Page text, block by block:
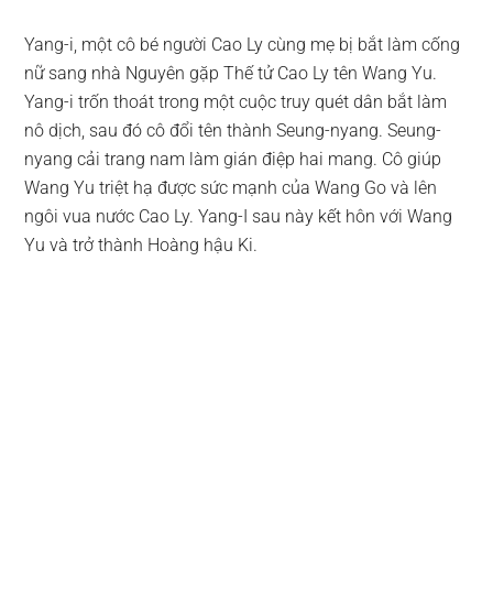
Yang-i, một cô bé người Cao Ly cùng mẹ bị bắt làm cống
nữ sang nhà Nguyên gặp Thế tử Cao Ly tên Wang Yu.
Yang-i trốn thoát trong một cuộc truy quét dân bắt làm
nô dịch, sau đó cô đổi tên thành Seung-nyang. Seung-
nyang cải trang nam làm gián điệp hai mang. Cô giúp
Wang Yu triệt hạ được sức mạnh của Wang Go và lên
ngôi vua nước Cao Ly. Yang-I sau này kết hôn với Wang
Yu và trở thành Hoàng hậu Ki.